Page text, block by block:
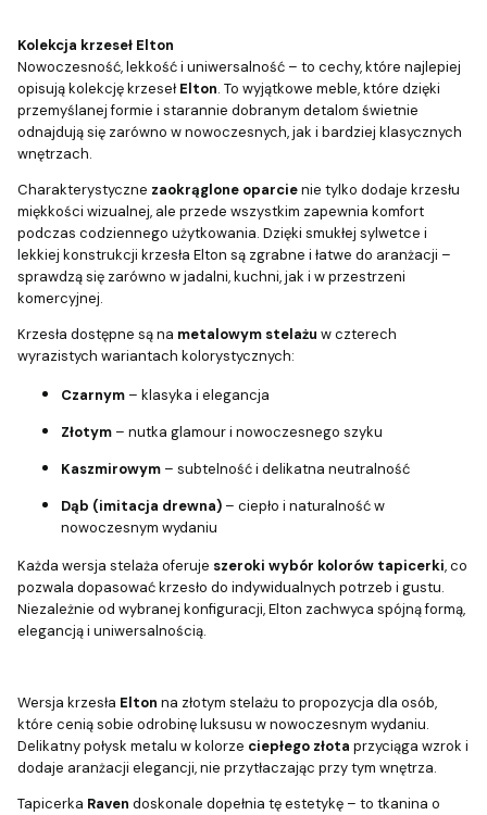
Kolekcja krzeseł Elton
Nowoczesność, lekkość i uniwersalność – to cechy, które najlepiej
opisują kolekcję krzeseł Elton. To wyjątkowe meble, które dzięki
przemyślanej formie i starannie dobranym detalom świetnie
odnajdują się zarówno w nowoczesnych, jak i bardziej klasycznych
wnętrzach.
Charakterystyczne zaokrąglone oparcienie tylko dodaje krzesłu
miękkości wizualnej, ale przede wszystkim zapewnia komfort
podczas codziennego użytkowania. Dzięki smukłej sylwetce i
lekkiej konstrukcji krzesła Elton są zgrabne i łatwe do aranżacji –
sprawdzą się zarówno w jadalni, kuchni, jak i w przestrzeni
komercyjnej.
Krzesła dostępne są na metalowym stelażu w czterech
wyrazistych wariantach kolorystycznych:
Czarnym – klasyka i elegancja
Złotym – nutka glamour i nowoczesnego szyku
Kaszmirowym – subtelność i delikatna neutralność
Dąb (imitacja drewna) – ciepło i naturalność w
nowoczesnym wydaniu
Każda wersja stelaża oferuje szeroki wybór kolorów tapicerki, co
pozwala dopasować krzesło do indywidualnych potrzeb i gustu.
Niezależnie od wybranej konfiguracji, Elton zachwyca spójną formą,
elegancją i uniwersalnością.
Wersja krzesła Elton na złotym stelażu to propozycja dla osób,
które cenią sobie odrobinę luksusu w nowoczesnym wydaniu.
Delikatny połysk metalu w kolorze ciepłego złota przyciąga wzrok i
dodaje aranżacji elegancji, nie przytłaczając przy tym wnętrza.
Tapicerka Raven doskonale dopełnia tę estetykę – to tkanina o